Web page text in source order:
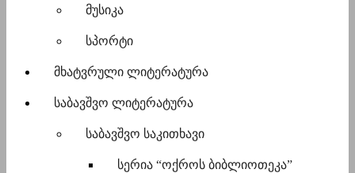
მუსიკა
სპორტი
მხატვრული ლიტერატურა
საბავშვო ლიტერატურა
საბავშვო საკითხავი
სერია “ოქროს ბიბლიოთეკა”